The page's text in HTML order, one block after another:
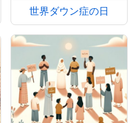
世界ダウン症の日